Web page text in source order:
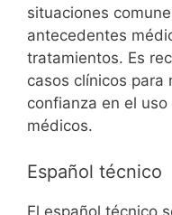
situaciones
antecedentes
tratamientos. Es
casos clínicos para
confianza en el
médicos.
Español técnico
El español técnico